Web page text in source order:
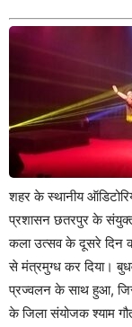
शहर के स्थानीय
प्रशासन छतरपुर के संयुक्त
कला उत्सव के दूसरे दिन
से मंत्रमुग्ध कर दिया।
प्रज्वलन के साथ हुआ,
के जिला संयोजक श्याम